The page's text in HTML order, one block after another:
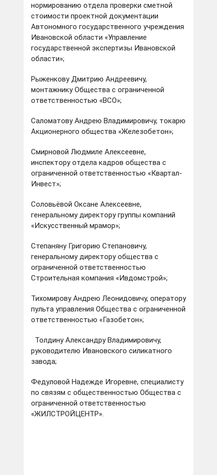
нормированию отдела проверки сметной
стоимости проектной документации
Автономного государственного учреждения
Ивановской области «Управление
государственной экспертизы Ивановской
области»;
Рыженкову Дмитрию Андреевичу,
монтажнику Общества с ограниченной
ответственностью «ВСО»;
Саломатову Андрею Владимировичу, токарю
Акционерного общества «Железобетон»;
Смирновой Людмиле Алексеевне,
инспектору отдела кадров общества с
ограниченной ответственностью «Квартал-
Инвест»;
Соловьёвой Оксане Алексеевне,
генеральному директору группы компаний
«Искусственный мрамор»;
Степаняну Григорию Степановичу,
генеральному директору общества с
ограниченной ответственностью
Строительная компания «Ивдомстрой»;
Тихомирову Андрею Леонидовичу, оператору
пульта управления Общества с ограниченной
ответственностью «Газобетон»;
Толдину Александру Владимировичу,
руководителю Ивановского силикатного
завода;
Федуловой Надежде Игоревне, специалисту
по связям с общественностью Общества с
ограниченной ответственностью
«ЖИЛСТРОЙЦЕНТР».